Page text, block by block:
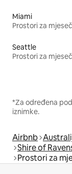
Miami
Prostori za
Seattle
Prostori za
*Za određena
iznimke.
Airbnb
Shire of
Prostori za